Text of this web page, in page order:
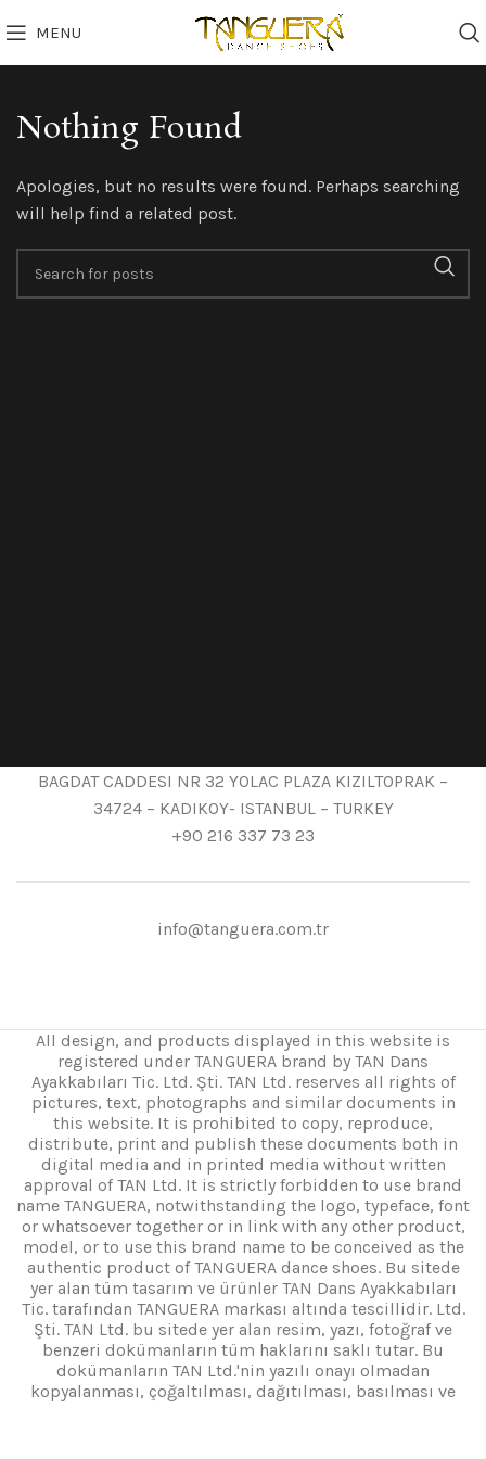
MENU
Nothing Found
Apologies, but no results were found. Perhaps searching
will help find a related post.
BAGDAT CADDESI NR 32 YOLAC PLAZA KIZILTOPRAK –
34724 – KADIKOY- ISTANBUL – TURKEY
+90 216 337 73 23
info@tanguera.com.tr
All design, and products displayed in this website is
registered under TANGUERA brand by TAN Dans
Ayakkabıları Tic. Ltd. Şti. TAN Ltd. reserves all rights of
pictures, text, photographs and similar documents in
this website. It is prohibited to copy, reproduce,
distribute, print and publish these documents both in
digital media and in printed media without written
approval of TAN Ltd. It is strictly forbidden to use brand
name TANGUERA, notwithstanding the logo, typeface, font
or whatsoever together or in link with any other product,
model, or to use this brand name to be conceived as the
authentic product of TANGUERA dance shoes. Bu sitede
yer alan tüm tasarım ve ürünler TAN Dans Ayakkabıları
Tic. tarafından TANGUERA markası altında tescillidir. Ltd.
Şti. TAN Ltd. bu sitede yer alan resim, yazı, fotoğraf ve
benzeri dokümanların tüm haklarını saklı tutar. Bu
dokümanların TAN Ltd.'nin yazılı onayı olmadan
kopyalanması, çoğaltılması, dağıtılması, basılması ve